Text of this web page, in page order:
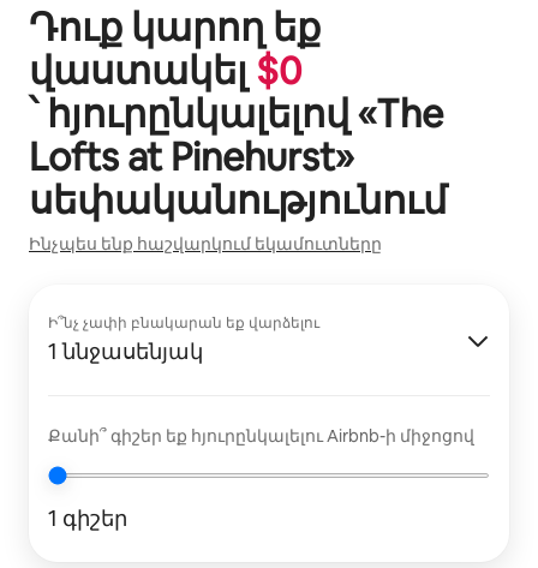
Դուք կարող եք
վաստակել $0
՝ հյուրընկալելով «The
Lofts at Pinehurst»
սեփականությունում
Ինչպես ենք հաշվարկում եկամուտները
Ի՞նչ չափի բնակարան եք վարձելու
1 ննջասենյակ
Քանի՞ գիշեր եք հյուրընկալելու Airbnb-ի միջոցով
1 գիշեր